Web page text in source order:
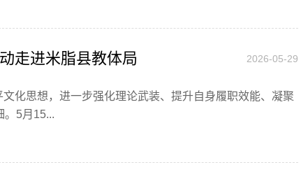
走进米脂县教体局 2026-05-29
化思想，进一步强化理论武装、提升自身履职效能、凝聚
。5月15...